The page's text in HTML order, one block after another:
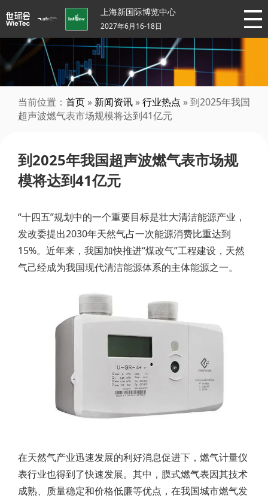
上海新国际博览中心
2027年6月16-18日
当前位置： 首页 » 新闻资讯 »行业热点 » 到2025年我国
超声波燃气表市场规模将达到41亿元
到2025年我国超声波燃气表市场规
模将达到41亿元
“十四五”规划中的一个重要目标是壮大清洁能源产业，
发改委提出2030年天然气占一次能源消费比重达到
15%。近年来，我国加快推进“煤改气”工程建设，天然
气己经成为我国现代清洁能源体系的主体能源之一。
在天然气产业迅速发展的利好消息促进下，燃气计量仪
表行业也得到了快速发展。其中，膜式燃气表因其技术
成熟、质量稳定和价格低廉等优点，在我国城市燃气发